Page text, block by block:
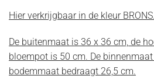
Hier verkrijgbaar in de kleur BRONS.
De buitenmaat is 36 x 36 cm, de
bloempot is 50 cm. De
bodemmaat bedraagt 26,5 cm.